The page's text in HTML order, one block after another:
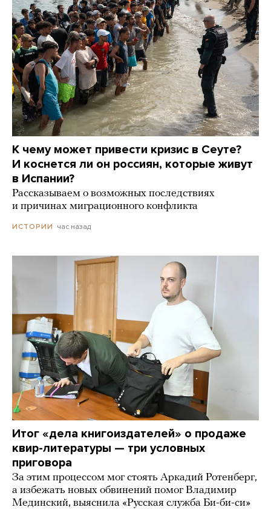
К чему может привести кризис в Сеуте?
И коснется ли он россиян, которые живут
в Испании?
Рассказываем о возможных последствиях
и причинах миграционного конфликта
ИСТОРИИ час назад
Итог «дела книгоиздателей» о продаже
квир-литературы — три условных
приговора
За этим процессом мог стоять Аркадий Ротенберг,
а избежать новых обвинений помог Владимир
Мединский, выяснила «Русская служба Би-би-си»